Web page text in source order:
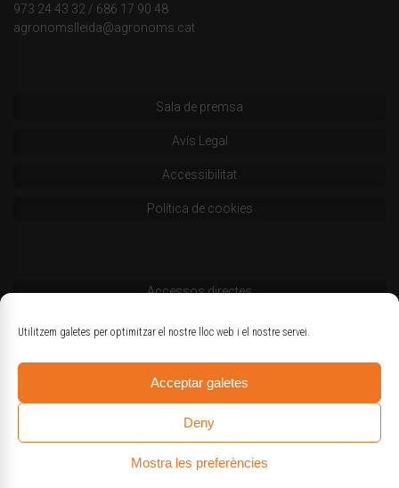
Utilitzem galetes per optimitzar el nostre lloc web i el nostre servei.
Acceptar galetes
Deny
Mostra les preferències
973 24 43 32 / 686 17 90 48
agronomslleida@agronoms.cat
Sala de premsa
Avís Legal
Accessibilitat
Política de cookies
Accessos directes
Codi deontològic
Logotips oficials